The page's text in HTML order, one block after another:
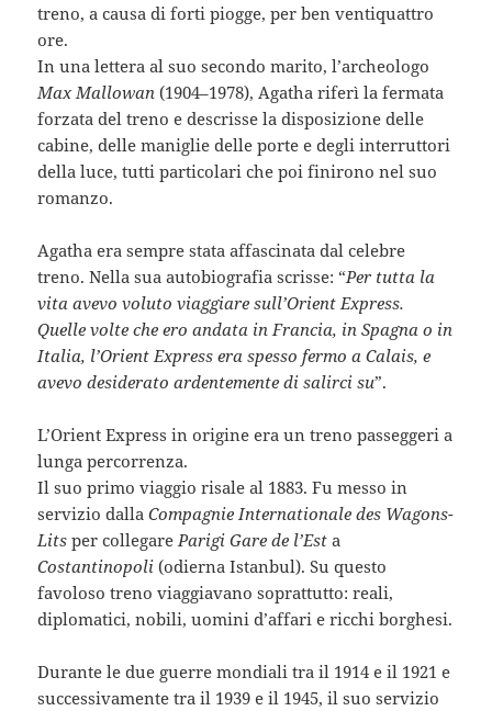
treno, a causa di forti piogge, per ben ventiquattro
ore.
In una lettera al suo secondo marito, l’archeologo
Max Mallowan (1904–1978), Agatha riferì la fermata
forzata del treno e descrisse la disposizione delle
cabine, delle maniglie delle porte e degli interruttori
della luce, tutti particolari che poi finirono nel suo
romanzo.
Agatha era sempre stata affascinata dal celebre
treno. Nella sua autobiografia scrisse: “Per tutta la
vita avevo voluto viaggiare sull’Orient Express.
Quelle volte che ero andata in Francia, in Spagna o in
Italia, l’Orient Express era spesso fermo a Calais, e
avevo desiderato ardentemente di salirci su”.
L’Orient Express in origine era un treno passeggeri a
lunga percorrenza.
Il suo primo viaggio risale al 1883. Fu messo in
servizio dallaCompagnie Internationale des Wagons-
Lits per collegare Parigi Gare de l’Esta
Costantinopoli(odierna Istanbul). Su questo
favoloso treno viaggiavano soprattutto: reali,
diplomatici, nobili, uomini d’affari e ricchi borghesi.
Durante le due guerre mondiali tra il 1914 e il 1921 e
successivamente tra il 1939 e il 1945, il suo servizio